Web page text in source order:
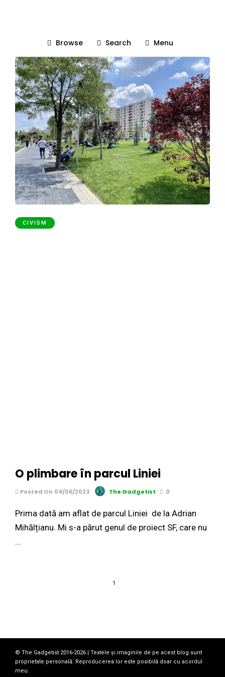
Browse Search Menu
CIVISM
O plimbare în parcul Liniei
Posted On 04/06/2023 The Gadgetist 0
Prima dată am aflat de parcul Liniei de la Adrian
Mihălțianu. Mi s-a părut genul de proiect SF, care nu
…
1
© The Gadgetist 2016-2026 | Textele și imaginile de pe acest blog sunt
proprietate personală. Reproducerea lor este posibilă doar cu acordul
meu.